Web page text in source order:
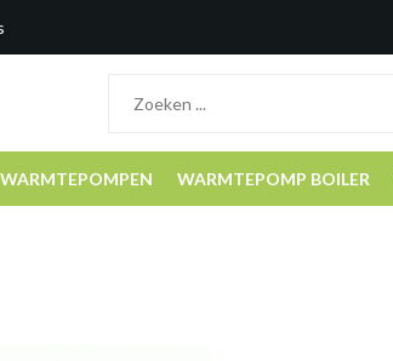
WARMTEPOMPEN WARMTEPOMP BOILER